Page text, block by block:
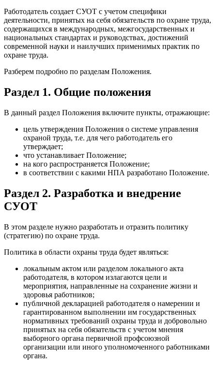
Работодатель создает СУОТ с учетом специфики
деятельности, принятых на себя обязательств по охране труда,
содержащихся в международных, межгосударственных и
национальных стандартах и руководствах, достижений
современной науки и наилучших применимых практик по
охране труда.
Разберем подробно по разделам Положения.
Раздел 1. Общие положения
В данный раздел Положения включите пункты, отражающие:
цель утверждения Положения о системе управления
охраной труда, т.е. для чего работодатель его
утверждает;
что устанавливает Положение;
на кого распространяется Положение;
в соответствии с какими НПА разработано Положение.
Раздел 2. Разработка и внедрение
СУОТ
В этом разделе нужно разработать и отразить политику
(стратегию) по охране труда.
Политика в области охраны труда будет являться:
локальным актом или разделом локального акта
работодателя, в котором излагаются цели и
мероприятия, направленные на сохранение жизни и
здоровья работников;
публичной декларацией работодателя о намерении и
гарантированном выполнении им государственных
нормативных требований охраны труда и добровольно
принятых на себя обязательств с учетом мнения
выборного органа первичной профсоюзной
организации или иного уполномоченного работниками
органа.